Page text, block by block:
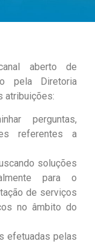
aberto de
pela Diretoria
atribuições:
perguntas,
referentes a
soluções
para o
de serviços
no âmbito do
efetuadas pelas